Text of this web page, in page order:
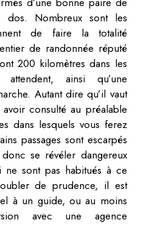
dos. Nombreux sont les
de faire la totalité
de randonnée réputé
200 kilomètres dans les
ainsi qu’une
Autant dire qu’il vaut
consulté au préalable
dans lesquels vous ferez
passages sont escarpés
se révéler dangereux
sont pas habitués à ce
de prudence, il est
à un guide, ou au moins
avec une agence